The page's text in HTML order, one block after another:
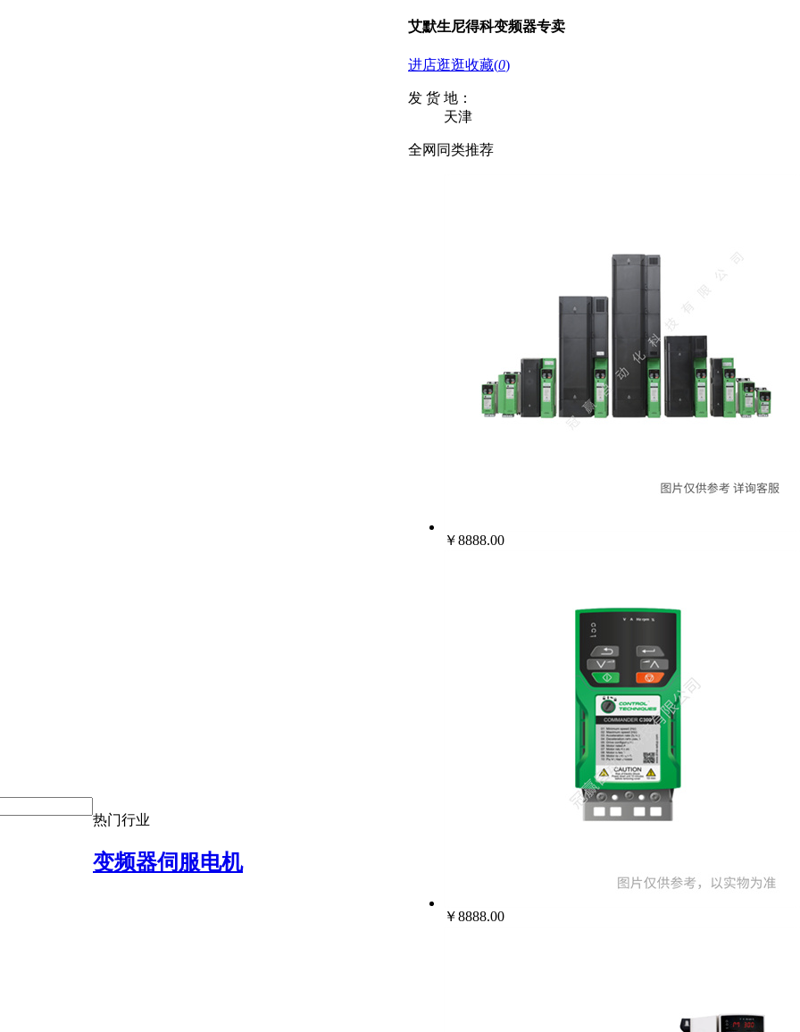
022-25229668
热门行业
变频器伺服电机
艾默生尼得科变频器专卖
进店逛逛收藏(0)
发 货 地：
天津
全网同类推荐
￥8888.00
￥8888.00